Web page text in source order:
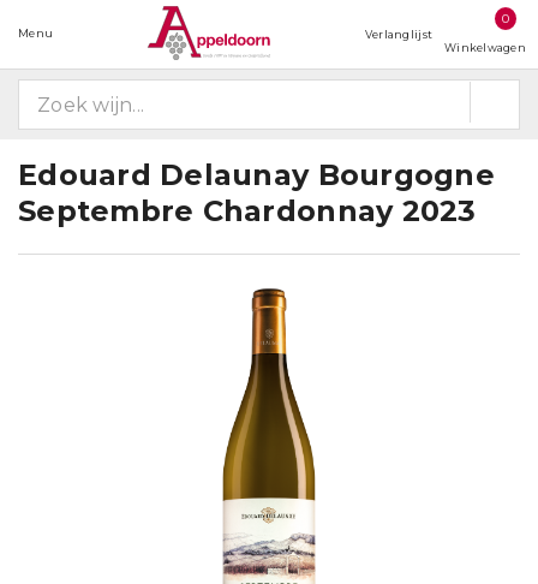
Menu Verlanglijst
0
Winkelwagen
Edouard Delaunay Bourgogne
Septembre Chardonnay 2023